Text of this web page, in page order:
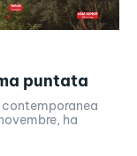
puntata
contemporanea
ha